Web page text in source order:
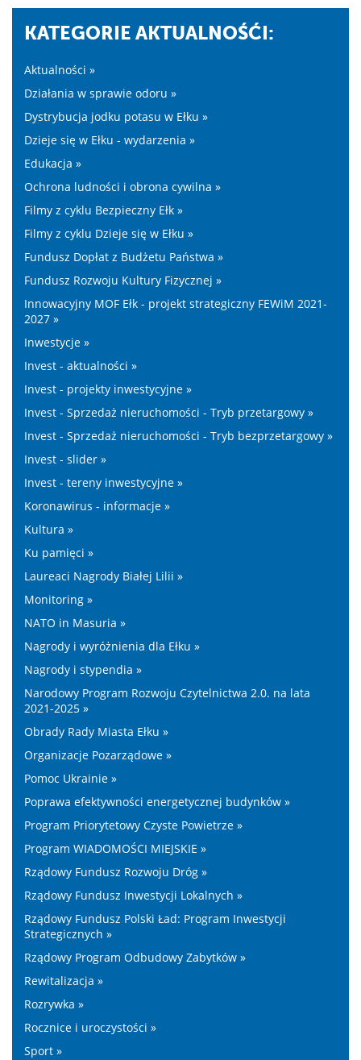
KATEGORIE AKTUALNOŚĆI:
Aktualności »
Działania w sprawie odoru »
Dystrybucja jodku potasu w Ełku »
Dzieje się w Ełku - wydarzenia »
Edukacja »
Ochrona ludności i obrona cywilna »
Filmy z cyklu Bezpieczny Ełk »
Filmy z cyklu Dzieje się w Ełku »
Fundusz Dopłat z Budżetu Państwa »
Fundusz Rozwoju Kultury Fizycznej »
Innowacyjny MOF Ełk - projekt strategiczny FEWiM 2021-
2027 »
Inwestycje »
Invest - aktualności »
Invest - projekty inwestycyjne »
Invest - Sprzedaż nieruchomości - Tryb przetargowy »
Invest - Sprzedaż nieruchomości - Tryb bezprzetargowy »
Invest - slider »
Invest - tereny inwestycyjne »
Koronawirus - informacje »
Kultura »
Ku pamięci »
Laureaci Nagrody Białej Lilii »
Monitoring »
NATO in Masuria »
Nagrody i wyróżnienia dla Ełku »
Nagrody i stypendia »
Narodowy Program Rozwoju Czytelnictwa 2.0. na lata
2021-2025 »
Obrady Rady Miasta Ełku »
Organizacje Pozarządowe »
Pomoc Ukrainie »
Poprawa efektywności energetycznej budynków »
Program Priorytetowy Czyste Powietrze »
Program WIADOMOŚCI MIEJSKIE »
Rządowy Fundusz Rozwoju Dróg »
Rządowy Fundusz Inwestycji Lokalnych »
Rządowy Fundusz Polski Ład: Program Inwestycji
Strategicznych »
Rządowy Program Odbudowy Zabytków »
Rewitalizacja »
Rozrywka »
Rocznice i uroczystości »
Sport »